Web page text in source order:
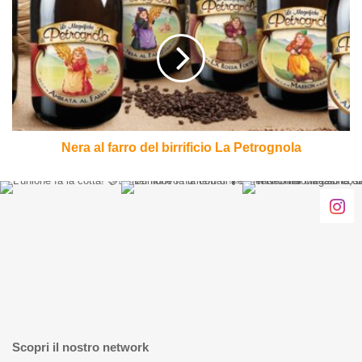
al
farro
del
birrificio
La
Petrognola
Nera al farro del birrificio La Petrognola
Scopri il nostro network